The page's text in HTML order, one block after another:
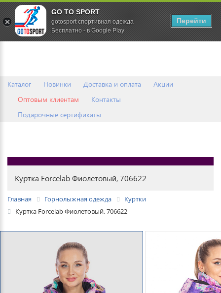
Каталог Новинки Доставка и оплата
Акции
Оптовым клиентам
Контакты
Подарочные сертификаты
0
Куртка Forcelab Фиолетовый, 706622
Главная Горнолыжная одежда
Куртки
Куртка Forcelab Фиолетовый, 706622
GO TO SPORT
gotosport спортивная одежда
Бесплатно - в Google Play
Перейти